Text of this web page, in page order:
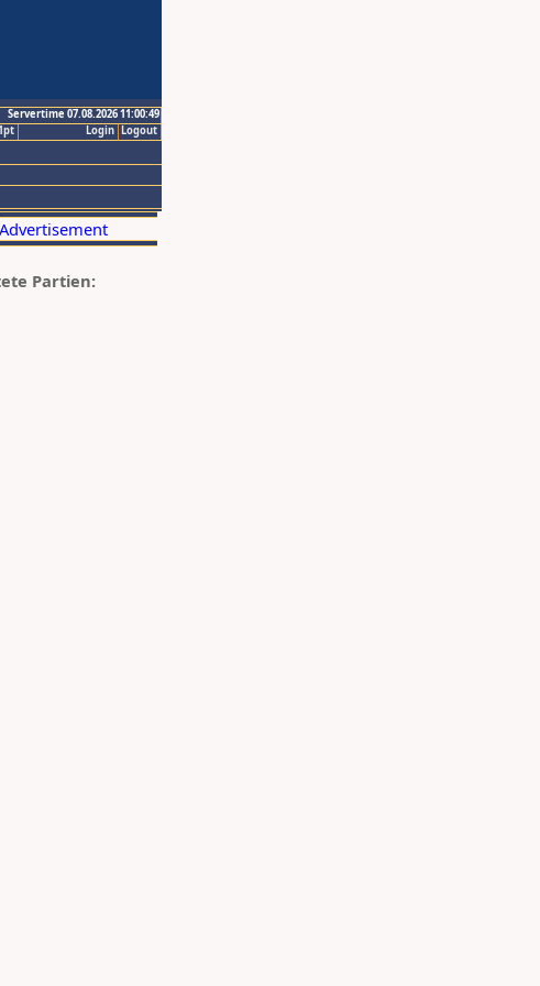
Servertime 07.08.2026 11:00:49
Logout
Login
Partien: